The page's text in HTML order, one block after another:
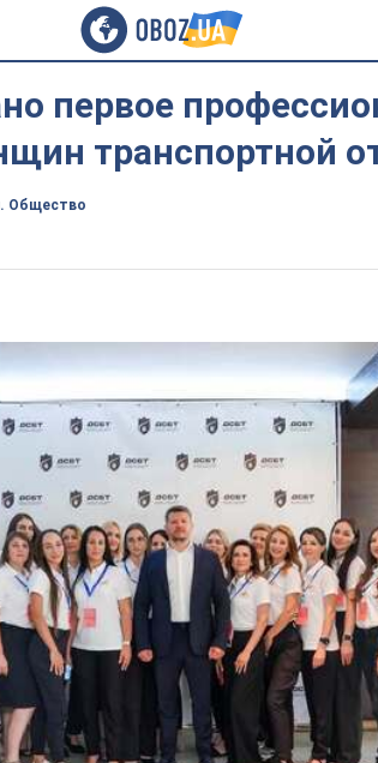
первое
транспортной
Общество